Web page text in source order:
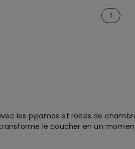
1
les pyjamas et robes de
le coucher en un